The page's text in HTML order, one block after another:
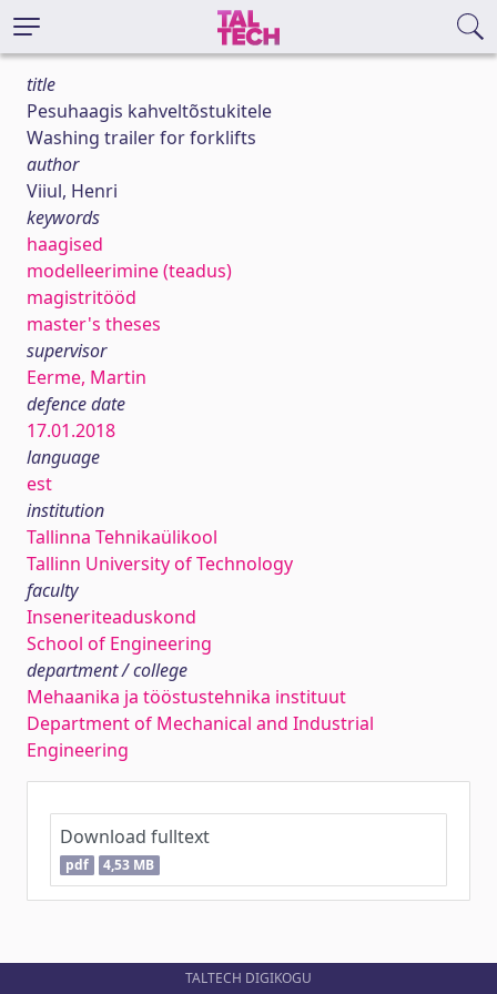
title
Pesuhaagis kahveltõstukitele
Washing trailer for forklifts
author
Viiul, Henri
keywords
haagised
modelleerimine (teadus)
magistritööd
master's theses
supervisor
Eerme, Martin
defence date
17.01.2018
language
est
institution
Tallinna Tehnikaülikool
Tallinn University of Technology
faculty
Inseneriteaduskond
School of Engineering
department / college
Mehaanika ja tööstustehnika instituut
Department of Mechanical and Industrial
Engineering
Download fulltext
pdf 4,53 MB
TALTECH DIGIKOGU